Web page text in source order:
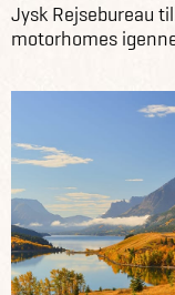
Jysk Rejsebureau
motorhomes